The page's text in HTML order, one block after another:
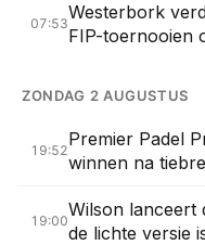
07:53
Westerbork
FIP-toernooien
ZONDAG 2 AUGUSTUS
19:52
Premier Padel
winnen na
19:00
Wilson lanceert
de lichte versie